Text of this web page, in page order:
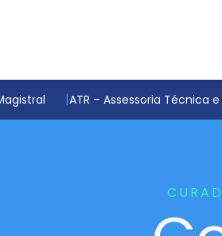
ATR – Assessoria Técnica